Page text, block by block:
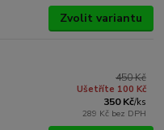
Zvolit variantu
450 Kč
Ušetříte 100 Kč
350 Kč/ks
289 Kč bez DPH